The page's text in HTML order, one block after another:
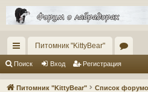
с
ы
Питомник "KittyBear"
ор
ум
Поиск Вход Регистрация
Питомник "KittyBear" Список